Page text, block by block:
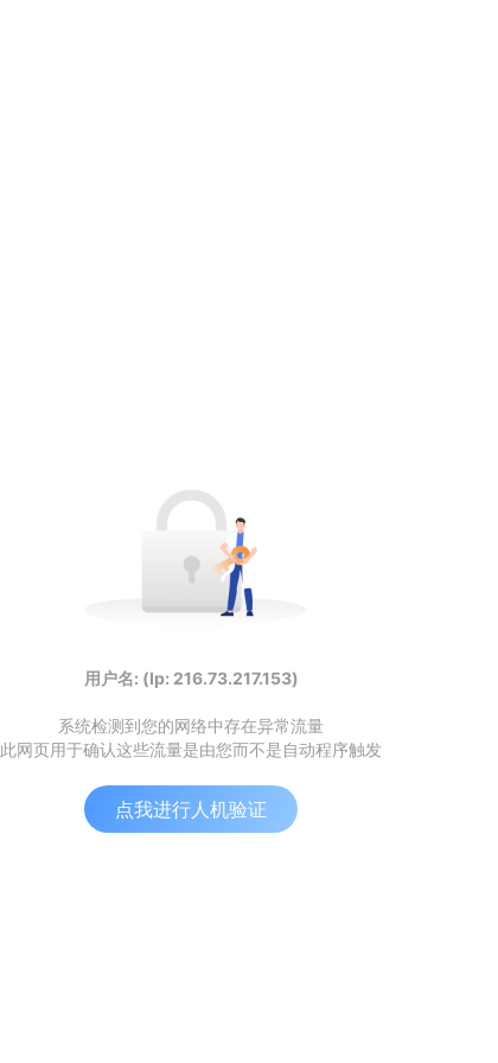
用户名: (Ip: 216.73.217.153)
系统检测到您的网络中存在异常流量
此网页用于确认这些流量是由您而不是自动程序触发
点我进行人机验证